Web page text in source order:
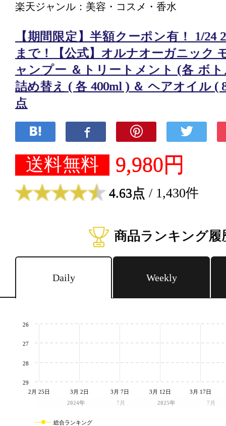
楽天ジャンル：美容・コスメ・香水
【期間限定】半額クーポン有！ 1/24
まで！【公式】オルナオーガニック
ャンプー ＆トリートメント (各 ボト
詰め替え ( 各 400ml ) ＆ ヘアオイル (
点
送料無料 9,980円
4.63点 / 1,430件
商品ランキング履
Daily Weekly
2024年 7月 2025年 7月
2月 25日 3月 2日 3月 7日 3月 12日 3月 17日
26
27
28
29
総合ランキング